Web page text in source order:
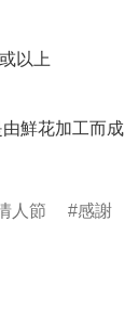
以上
鮮花加工而
人節 感謝